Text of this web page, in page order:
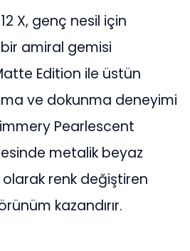
X, genç nesil için
amiral gemisi
Edition ile üstün
ve dokunma deneyimi
Pearlescent
metalik beyaz
olarak renk değiştiren
kazandırır.